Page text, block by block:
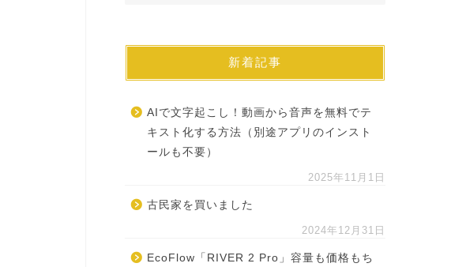
新着記事
AIで文字起こし！動画から音声を無料でテ
キスト化する方法（別途アプリのインスト
ールも不要）
2025年11月1日
古民家を買いました
2024年12月31日
EcoFlow「RIVER 2 Pro」容量も価格もち